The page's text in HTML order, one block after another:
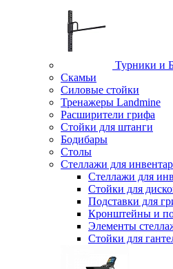
Турники и
Скамьи
Силовые стойки
Тренажеры Landmine
Расширители грифа
Стойки для штанги
Бодибары
Столы
Стеллажи для
Стеллажи для
Стойки для
Подставки для
Кронштейны и
Элементы
Стойки для